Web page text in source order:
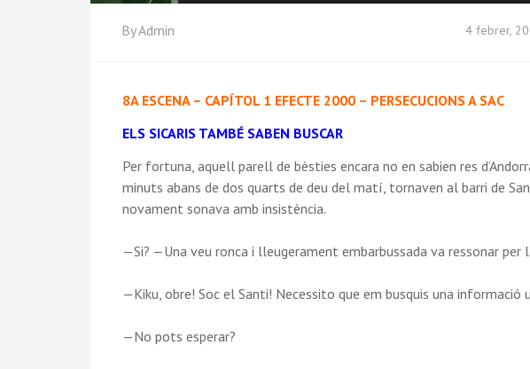
4 febrer,
ByAdmin
8A ESCENA – CAPÍTOL 1 EFECTE 2000 – PERSECUCIONS A SAC
ELS SICARIS TAMBÉ SABEN BUSCAR
Per fortuna, aquell parell de bèsties encara no en sabien res
minuts abans de dos quarts de deu del matí, tornaven al barri de
novament sonava amb insistència.
—Si? —Una veu ronca i lleugerament embarbussada va ressonar per
—Kiku, obre! Soc el Santi! Necessito que em busquis una informació
—No pots esperar?